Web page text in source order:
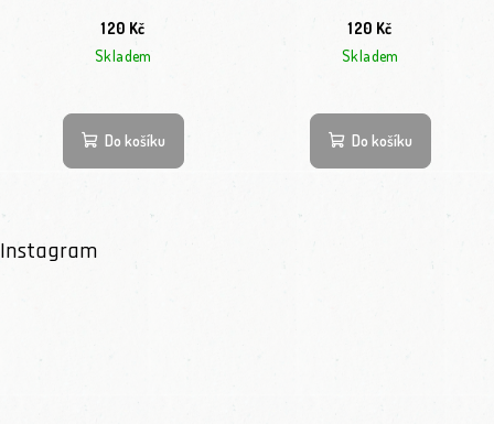
120 Kč
Skladem
Do košíku
120 Kč
Skladem
Do košíku
Instagram